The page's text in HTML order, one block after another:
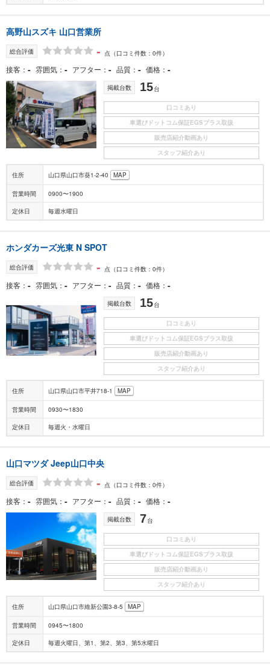
高野山スズキ 山口営業所
総合評価 - 点 （口コミ件数：0件）
接客 - 雰囲気 - アフター - 品質 - 価格 -
掲載台数 15台
口コミあり
車選びドットコム保証EGSプラス取扱
販売店紹介動画あり
スタッフ紹介あり
住所 山口県山口市葵1-2-40 MAP
営業時間 0900〜1900
定休日 毎週水曜日
ホンダカーズ光東 N SPOT
総合評価 - 点 （口コミ件数：0件）
接客 - 雰囲気 - アフター - 品質 - 価格 -
掲載台数 15台
口コミあり
車選びドットコム保証EGSプラス取扱
販売店紹介動画あり
スタッフ紹介あり
住所 山口県山口市平井718-1 MAP
営業時間 0930〜1830
定休日 毎週火・水曜日
山口マツダ Jeep山口中央
総合評価 - 点 （口コミ件数：0件）
接客 - 雰囲気 - アフター - 品質 - 価格 -
掲載台数 7台
口コミあり
車選びドットコム保証EGSプラス取扱
販売店紹介動画あり
スタッフ紹介あり
住所 山口県山口市維新公園3-8-5 MAP
営業時間 0945〜1800
定休日 毎週火曜日、第1、第2、第3、第5水曜日